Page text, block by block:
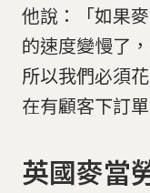
他說：「如果
的速度變慢了
所以我們必須
在有顧客下訂
英國麥當